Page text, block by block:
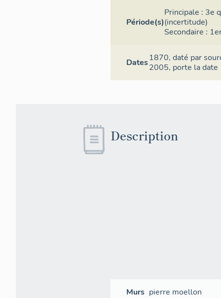
Période(s)
Principale : 3e
(incertitude)
Secondaire :
Dates1870,daté par
2005, porte la date
Description
Murs pierre moellon